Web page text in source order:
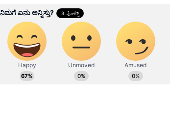
ನೀರಿನ ಉಳಿತಾಯ ಮಾಡುವ ತಂತ್ರಜ್ಞಾನ
ನೀರಿನ ಉಳಿತಾಯ ಮಾಡುವ ತಂತ್ರಜ್ಞಾನ
ಕೈಯಿಂದ ಪಾತ್ರೆ ತೊಳೆಯುವುದರಿಂದ ಹೆಚ್ಚು ನೀರು
ಹೆಚ್ಚು ಪಾತ್ರೆಗಳನ್ನು ಸ್ವಚ್ಛಗೊಳಿಸುತ್ತದೆ. ಇದರಿಂದ